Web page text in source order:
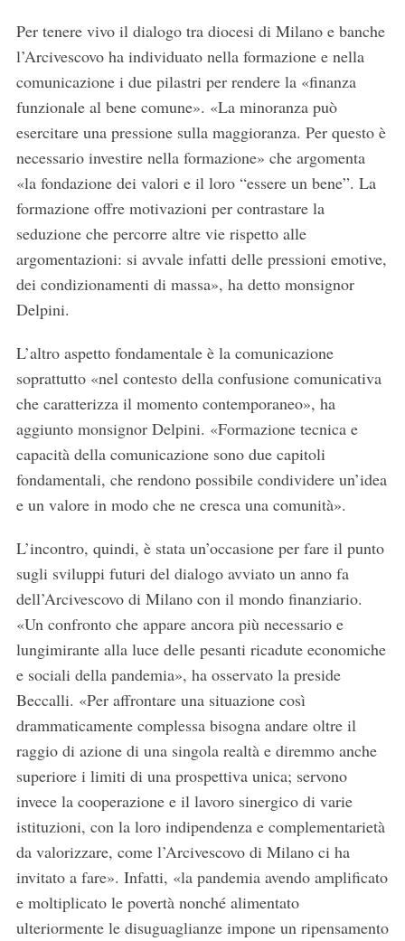
Per tenere vivo il dialogo tra diocesi di Milano e banche
l’Arcivescovo ha individuato nella formazione e nella
comunicazione i due pilastri per rendere la «finanza
funzionale al bene comune». «La minoranza può
esercitare una pressione sulla maggioranza. Per questo è
necessario investire nella formazione» che argomenta
«la fondazione dei valori e il loro “essere un bene”. La
formazione offre motivazioni per contrastare la
seduzione che percorre altre vie rispetto alle
argomentazioni: si avvale infatti delle pressioni emotive,
dei condizionamenti di massa», ha detto monsignor
Delpini.
L’altro aspetto fondamentale è la comunicazione
soprattutto «nel contesto della confusione comunicativa
che caratterizza il momento contemporaneo», ha
aggiunto monsignor Delpini. «Formazione tecnica e
capacità della comunicazione sono due capitoli
fondamentali, che rendono possibile condividere un’idea
e un valore in modo che ne cresca una comunità».
L’incontro, quindi, è stata un’occasione per fare il punto
sugli sviluppi futuri del dialogo avviato un anno fa
dell’Arcivescovo di Milano con il mondo finanziario.
«Un confronto che appare ancora più necessario e
lungimirante alla luce delle pesanti ricadute economiche
e sociali della pandemia», ha osservato la preside
Beccalli. «Per affrontare una situazione così
drammaticamente complessa bisogna andare oltre il
raggio di azione di una singola realtà e diremmo anche
superiore i limiti di una prospettiva unica; servono
invece la cooperazione e il lavoro sinergico di varie
istituzioni, con la loro indipendenza e complementarietà
da valorizzare, come l’Arcivescovo di Milano ci ha
invitato a fare». Infatti, «la pandemia avendo amplificato
e moltiplicato le povertà nonché alimentato
ulteriormente le disuguaglianze impone un ripensamento